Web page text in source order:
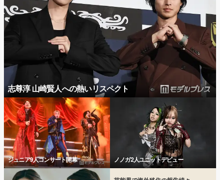
志尊淳 山崎賢人への熱いリスペクト
ジュニア9人コンサート開幕 ノノガ2人ユニットデビュー